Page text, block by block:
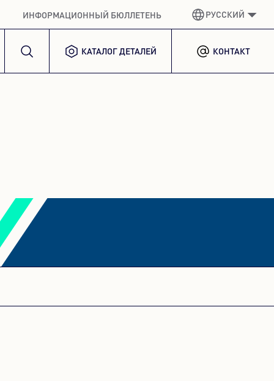
ИНФОРМАЦИОННЫЙ БЮЛЛЕТЕНЬ РУССКИЙ
НЕМЕЦКИЙGERMAN
ИТАЛЬЯНСКИЙITALIAN
ПОЛЬШАPOLISH
КАТАЛОГ ДЕТАЛЕЙ КОНТАКТ